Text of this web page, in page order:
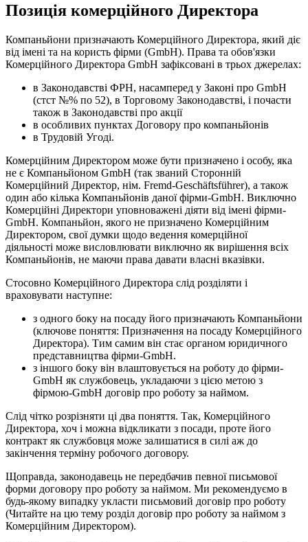
Позиція комерційного Директора
Компаньйони призначають Комерційного Директора, який діє
від імені та на користь фірми (GmbH). Права та обов'язки
Комерційного Директора GmbH зафіксовані в трьох джерелах:
в Законодавстві ФРН, насамперед у Законі про GmbH
(стст №% по 52), в Торговому Законодавстві, і почасти
також в Законодавстві про акції
в особливих пунктах Договору про компаньйонів
в Трудовій Угоді.
Комерційним Директором може бути призначено і особу, яка
не є Компаньйоном GmbH (так званий Сторонній
Комерційний Директор, нім. Fremd-Geschäftsführer), а також
один або кілька Компаньйонів даної фірми-GmbH. Виключно
Комерційні Директори уповноважені діяти від імені фірми-
GmbH. Компаньйон, якого не призначено Комерційним
Директором, свої думки щодо ведення комерційної
діяльності може висловлювати виключно як вирішення всіх
Компаньйонів, не маючи права давати власні вказівки.
Стосовно Комерційного Директора слід розділяти і
враховувати наступне:
з одного боку на посаду його призначають Компаньйони
(ключове поняття: Призначення на посаду Комерційного
Директора). Тим самим він стає органом юридичного
представництва фірми-GmbH.
з іншого боку він влаштовується на роботу до фірми-
GmbH як службовець, укладаючи з цією метою з
фірмою-GmbH договір про роботу за наймом.
Слід чітко розрізняти ці два поняття. Так, Комерційного
Директора, хоч і можна відкликати з посади, проте його
контракт як службовця може залишатися в силі аж до
закінчення терміну робочого договору.
Щоправда, законодавець не передбачив певної письмової
форми договору про роботу за наймом. Ми рекомендуємо в
будь-якому випадку укласти письмовий договір про роботу
(Читайте на цю тему розділ договір про роботу за наймом з
Комерційним Директором).